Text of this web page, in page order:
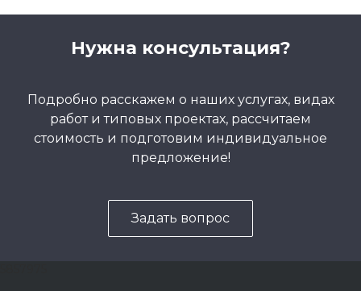
Нужна консультация?
Подробно расскажем о наших услугах, видах
работ и типовых проектах, рассчитаем
стоимость и подготовим индивидуальное
предложение!
Задать вопрос